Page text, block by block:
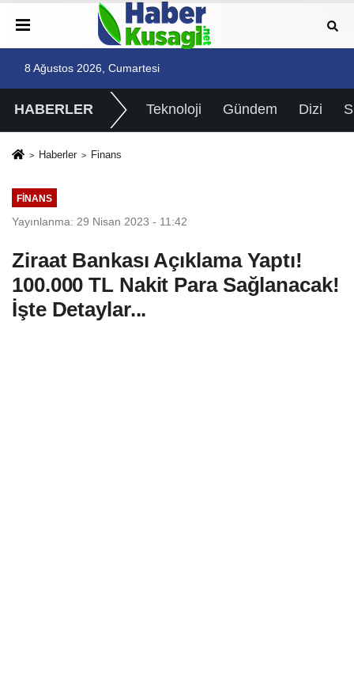
8 Ağustos 2026, Cumartesi
HABERLER Teknoloji Gündem Dizi
Haberler Finans
FINANS
Yayınlanma: 29 Nisan 2023 - 11:42
Ziraat Bankası Açıklama Yaptı!
100.000 TL Nakit Para Sağlanacak!
İşte Detaylar...